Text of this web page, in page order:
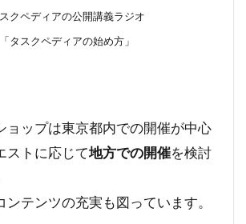
クペディアの公開講義ラジオ
「タスクペディアの始め方」
ョップは東京都内での開催が中心
ストに応じて地方での開催を検討
ンテンツの充実も図っています。